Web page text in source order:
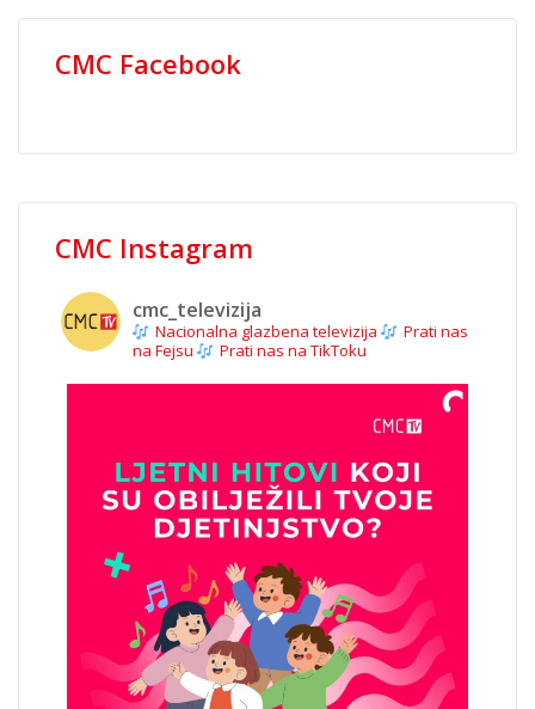
CMC Facebook
CMC Instagram
cmc_televizija
Nacionalna glazbena televizija
Prati nas
na Fejsu
Prati nas na TikToku